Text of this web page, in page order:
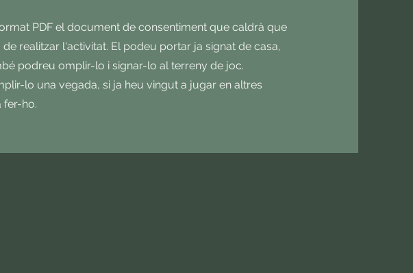
PDF el document de consentiment que caldrà que
realitzar l'activitat. El podeu portar ja signat de casa,
podreu omplir-lo i signar-lo al terreny de joc.
lo una vegada, si ja heu vingut a jugar en altres
fer-ho.